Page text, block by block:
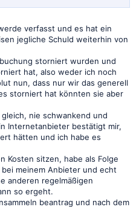
wohl noch niemand erklärt, wie
verfasst und es hat ein
jegliche Schuld weiterhin von
storniert wurden und
hat, also weder ich noch
nun, dass nur wir das generell
storniert hat könnten sie aber
nie schwankend und
Internetanbieter bestätigt mir,
hätten und ich habe es
Kosten sitzen, habe als Folge
meinem Anbieter und echt
anderen regelmäßigen
so ergeht.
beantrag und nach dem